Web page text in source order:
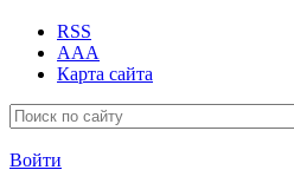
RSS
AAA
Карта сайта
Войти